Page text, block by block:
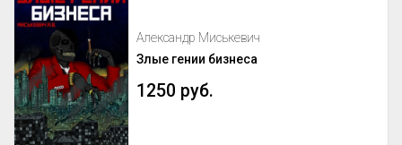
Александр Миськевич
Злые гении бизнеса
1250 руб.